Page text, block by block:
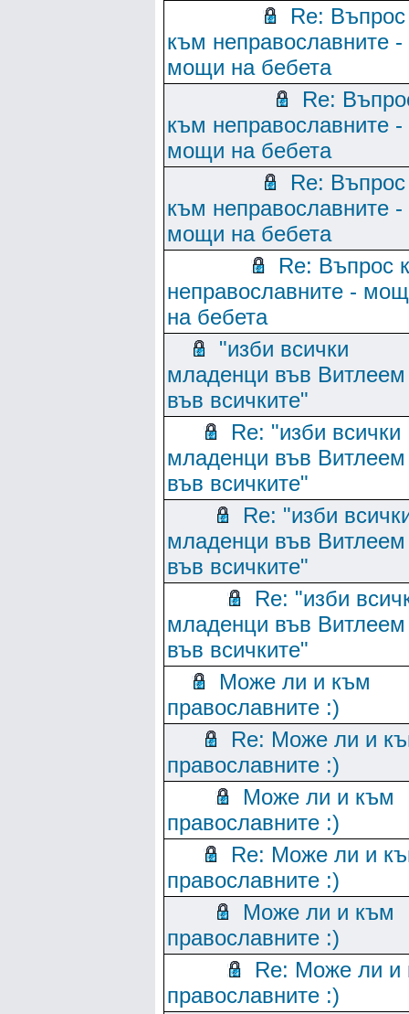
Re: Въпрос
към неправославните -
мощи на бебета
Re:
към неправославните -
мощи на бебета
Re: Въпрос
към неправославните -
мощи на бебета
Re: Въпрос
неправославните -
на бебета
"изби всички
младенци във
във всичките"
Re: "изби всички
младенци във
във всичките"
Re: "изби
младенци във
във всичките"
Re: "изби
младенци във
във всичките"
Може ли и към
православните :)
Re: Може ли и
православните :)
Може ли и към
православните :)
Re: Може ли и
православните :)
Може ли и към
православните :)
Re: Може ли и
православните :)